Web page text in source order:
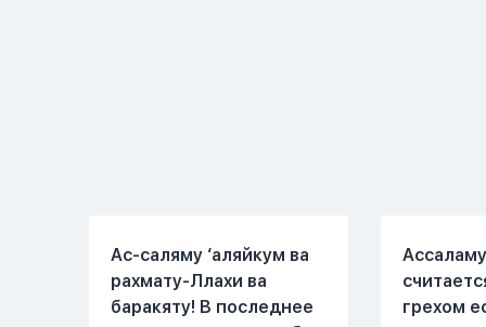
Ас-саляму ‘аляйкум ва
рахмату-Ллахи ва
баракяту! В последнее
грехом